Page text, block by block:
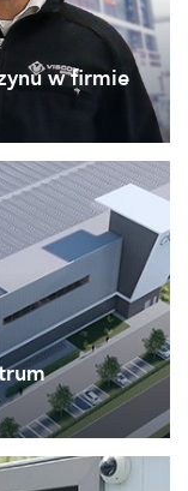
w firmie